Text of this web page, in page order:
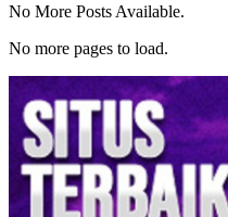
No More Posts Available.
No more pages to load.